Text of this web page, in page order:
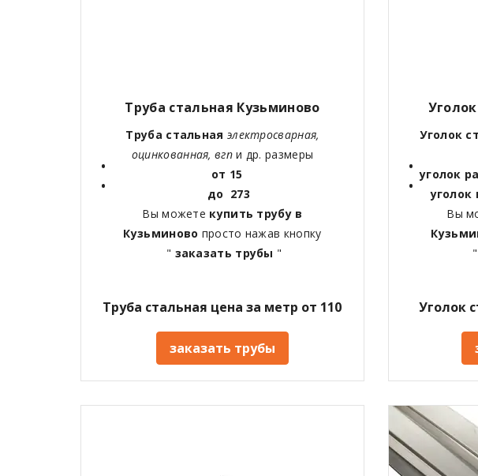
Труба стальная Кузьминово
Труба стальная электросварная,
оцинкованная, вгпи др. размеры
от 15
до 273
Вы можете купить трубу в
Кузьминово просто нажав кнопку
" заказать трубы "
Труба стальная цена за метр от 110
заказать трубы
Уголок
уголок
уголок
Вы
"
Уголок